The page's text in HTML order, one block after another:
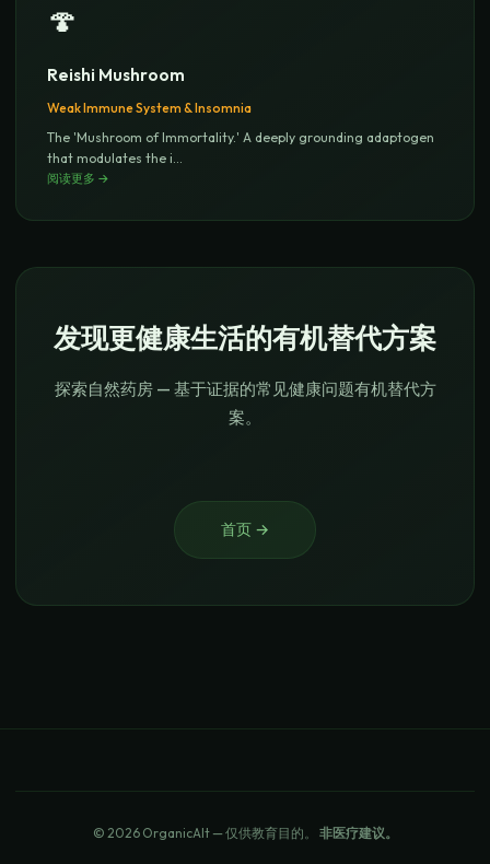
🍄
Reishi Mushroom
Weak Immune System & Insomnia
The 'Mushroom of Immortality.' A deeply grounding adaptogen
that modulates the i...
阅读更多 →
发现更健康生活的有机替代方案
探索自然药房 — 基于证据的常见健康问题有机替代方
案。
首页 →
© 2026 OrganicAlt — 仅供教育目的。 非医疗建议。